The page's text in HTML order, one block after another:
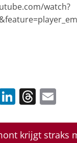
watch?
Li
k
T
re ai
krijgt straks